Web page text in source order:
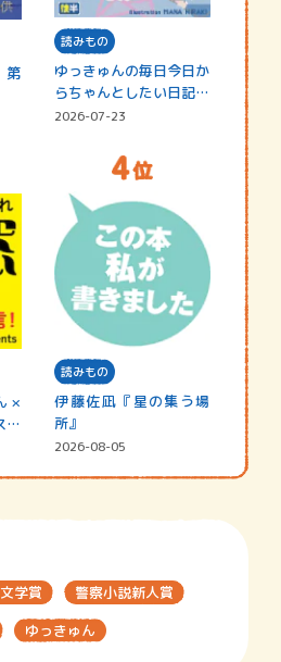
第
読みもの
ゆっきゅんの毎日今日か
らちゃんとしたい日記
☆202…
2026-07-23
×
ペ
読みもの
伊藤佐凪『星の集う場
所』
2026-08-05
学賞
警察小説新人賞
ゆっきゅん